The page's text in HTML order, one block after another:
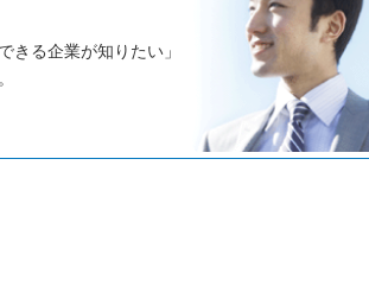
きる企業が知りたい」